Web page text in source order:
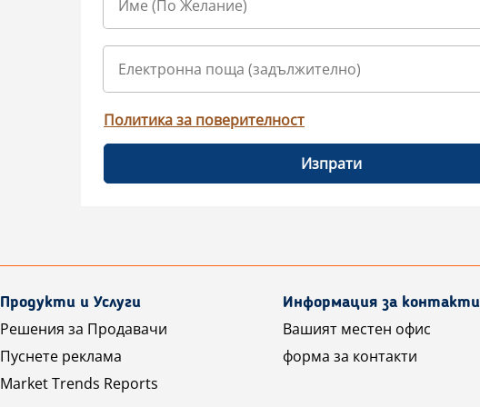
Политика за поверителност
Изпрати
Продукти и Услуги
Решения за Продавачи
Пуснете реклама
Market Trends Reports
Информация за контакти
Вашият местен офис
форма за контакти